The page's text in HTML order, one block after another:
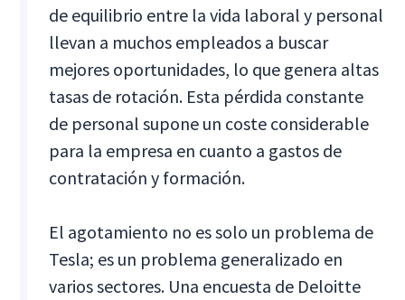
de equilibrio entre la vida laboral y personal
llevan a muchos empleados a buscar
mejores oportunidades, lo que genera altas
tasas de rotación. Esta pérdida constante
de personal supone un coste considerable
para la empresa en cuanto a gastos de
contratación y formación.
El agotamiento no es solo un problema de
Tesla; es un problema generalizado en
varios sectores. Una encuesta de Deloitte